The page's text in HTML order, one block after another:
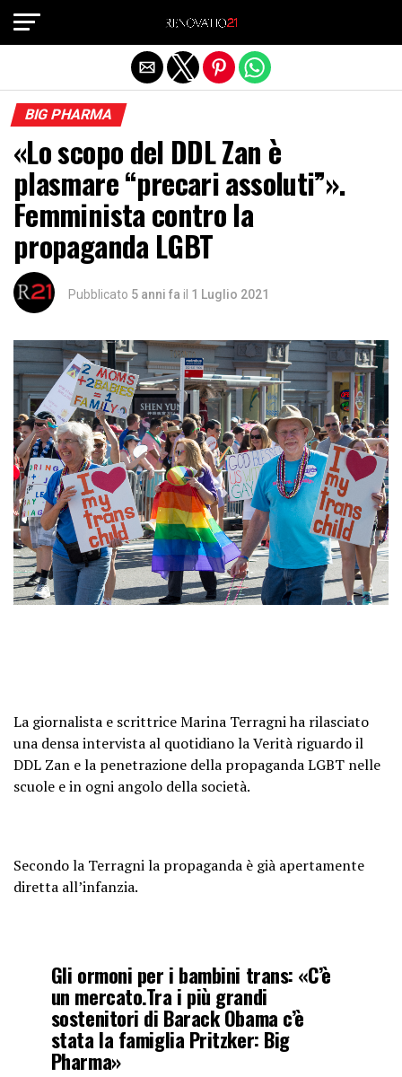
BIG PHARMA
«Lo scopo del DDL Zan è
plasmare “precari assoluti”».
Femminista contro la
propaganda LGBT
Pubblicato 5 anni fa il 1 Luglio 2021
La giornalista e scrittrice Marina Terragni ha rilasciato
una densa intervista al quotidiano la Verità riguardo il
DDL Zan e la penetrazione della propaganda LGBT nelle
scuole e in ogni angolo della società.
Secondo la Terragni la propaganda è già apertamente
diretta all’infanzia.
Gli ormoni per i bambini trans: «C’è
un mercato.Tra i più grandi
sostenitori di Barack Obama c’è
stata la famiglia Pritzker: Big
Pharma»
Exit mobile version